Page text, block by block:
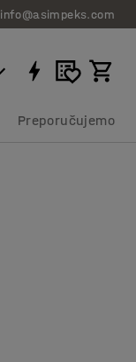
info@asimpeks.com
Preporučujemo